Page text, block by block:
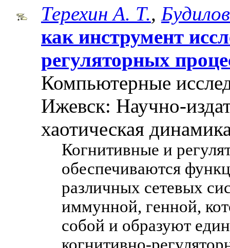
Терехин А. Т.,
как инструмент
регуляторных
Компьютерные
Ижевск: Научно-
хаотическая
Когнитивные и
обеспечиваются
различных сетевых
иммунной, генной,
собой и образуют